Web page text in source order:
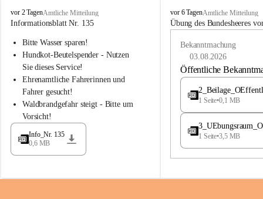
B
u
h
a
d
l
a
vor 2 TagenAmtliche Mitteilung
Informationsblatt Nr. 135
Bitte Wasser sparen!
Hundkot-Beutelspender - Nutzen
Sie dieses Service!
Ehrenamtliche Fahrerinnen und
Fahrer gesucht!
Waldbrandgefahr steigt - Bitte um
Vorsicht!
Info_Nr. 135
0,6 MB
B
u
e
a
vor 6 TagenAmtliche Mitteilung
Übung des Bundesheeres
Bekanntmachung
03.08.2026
Öffentliche
1 Seite•0,1 MB
1 Seite•3,5 MB